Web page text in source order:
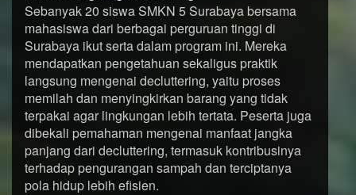
Sebanyak 20 siswa SMKN 5 Surabaya bersama
mahasiswa dari berbagai perguruan tinggi di
Surabaya ikut serta dalam program ini. Mereka
mendapatkan pengetahuan sekaligus praktik
langsung mengenai decluttering, yaitu proses
memilah dan menyingkirkan barang yang tidak
terpakai agar lingkungan lebih tertata. Peserta juga
dibekali pemahaman mengenai manfaat jangka
panjang dari decluttering, termasuk kontribusinya
terhadap pengurangan sampah dan terciptanya
pola hidup lebih efisien.